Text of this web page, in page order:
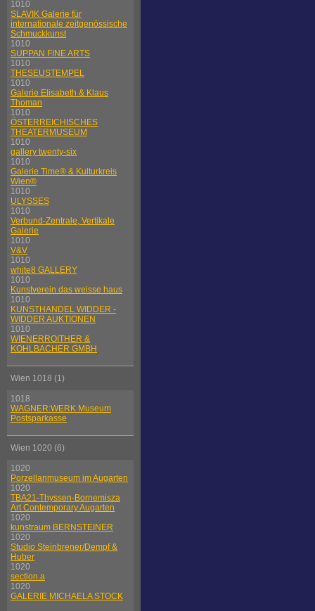
1010
SLAVIK Galerie für
internationale zeitgenössische
Schmuckkunst
1010
SUPPAN FINE ARTS
1010
THESEUSTEMPEL
1010
Galerie Elisabeth & Klaus
Thoman
1010
ÖSTERREICHISCHES
THEATERMUSEUM
1010
gallery twenty-six
1010
Galerie Time® & Kulturkreis
Wien®
1010
ULYSSES
1010
Verbund-Zentrale, Vertikale
Galerie
1010
V&V
1010
white8 GALLERY
1010
Kunstverein das weisse haus
1010
KUNSTHANDEL WIDDER -
WIDDER AUKTIONEN
1010
WIENERROITHER &
KOHLBACHER GMBH
Wien 1018 (1)
1018
WAGNER:WERK Museum
Postsparkasse
Wien 1020 (6)
1020
Porzellanmuseum im Augarten
1020
TBA21-Thyssen-Bornemisza
Art Contemporary Augarten
1020
kunstraum BERNSTEINER
1020
Studio Steinbrener/Dempf &
Huber
1020
section.a
1020
GALERIE MICHAELA STOCK